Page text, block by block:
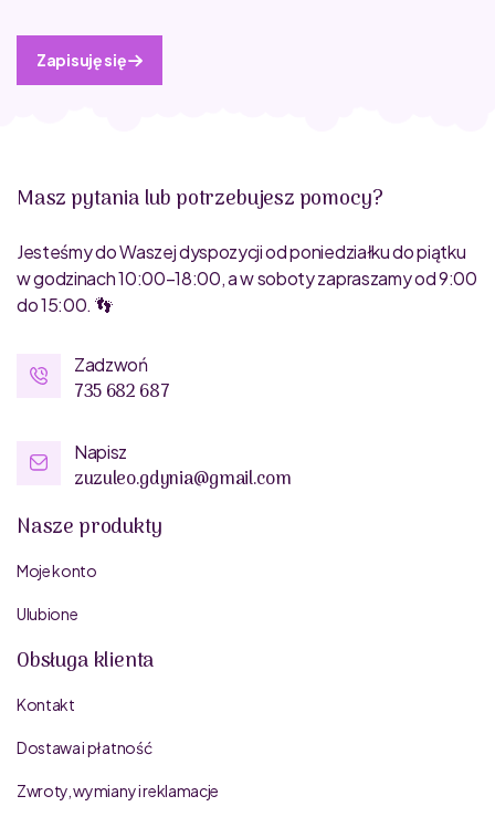
Zapisuję się
Masz pytania lub potrzebujesz pomocy?
Jesteśmy do Waszej dyspozycji od poniedziałku do piątku
w godzinach 10:00–18:00, a w soboty zapraszamy od 9:00
do 15:00. 👣
Zadzwoń
735 682 687
Napisz
zuzuleo.gdynia@gmail.com
Nasze produkty
Moje konto
Ulubione
Obsługa klienta
Kontakt
Dostawa i płatność
Zwroty, wymiany i reklamacje